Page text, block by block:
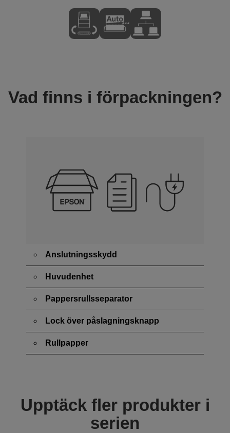
Vad finns i förpackningen?
Anslutningsskydd
Huvudenhet
Pappersrullsseparator
Lock över påslagningsknapp
Rullpapper
Upptäck fler produkter i
serien